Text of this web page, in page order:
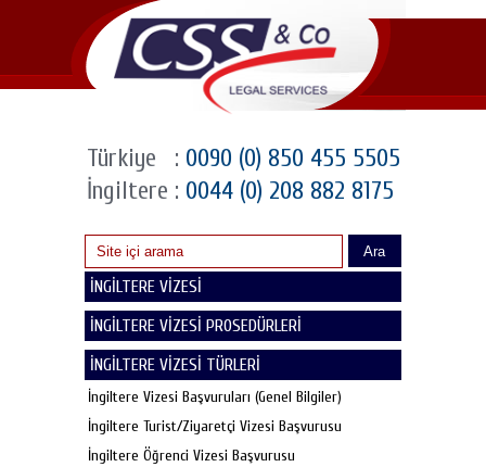
Türkiye : 0090 (0) 850 455 5505
İngiltere : 0044 (0) 208 882 8175
Ara
İNGİLTERE VİZESİ
İNGİLTERE VİZESİ PROSEDÜRLERİ
İNGİLTERE VİZESİ TÜRLERİ
İngiltere Vizesi Başvuruları (Genel Bilgiler)
İngiltere Turist/Ziyaretçi Vizesi Başvurusu
İngiltere Öğrenci Vizesi Başvurusu